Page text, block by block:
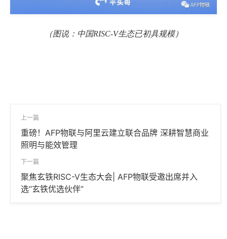
（图说：中国RISC-V生态已初具规模）
上一篇
重磅！AFP物联与阿里云建立联合品牌 深耕智慧商业
照明与能效管理
下一篇
聚焦玄铁RISC-V生态大会| AFP物联受邀出席并入
选“玄铁优选伙伴”